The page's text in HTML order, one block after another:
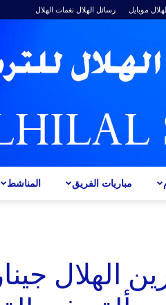
موبايل رسائل الهلال نغمات الهلال
المناشط مباريات الفريق
الهلال